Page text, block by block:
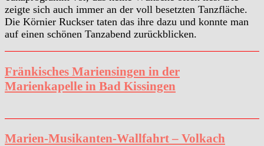
zeigte sich auch immer an der voll besetzten Tanzfläche.
Die Körnier Ruckser taten das ihre dazu und konnte man
auf einen schönen Tanzabend zurückblicken.
Fränkisches Mariensingen in der
Marienkapelle in Bad Kissingen
Marien-Musikanten-Wallfahrt – Volkach